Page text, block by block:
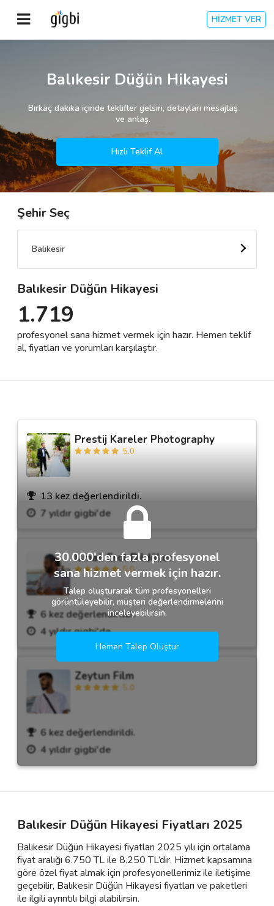
HİZMET VER
Kayıt Ol
Kategoriler
🎈 Biz Kimiz?
🌟 Müşteri Değerlendirmeleri
Destek
İletişim
Balıkesir Düğün Hikayesi
Birkaç dakika içinde teklifler gelsin, detayları mesajlaş
ve anlaş.
Hızlı Teklif Al
Şehir Seç
Balıkesir
Balıkesir Düğün Hikayesi
1.719
profesyonel sana hizmet vermek için hazır. Hemen teklif
al, fiyatları ve yorumları karşılaştır.
Prestij Kareler Photography
5.0
13 kez değerlendirildi.
7 yıldır gigbi'de
İsmail Erol Dildöken
5.0
6 kez değerlendirildi.
4 yıldır gigbi'de
Zeytun Film
5.0
6 kez değerlendirildi.
4 yıldır gigbi'de
30.000'den fazla profesyonel
sana hizmet vermek için hazır.
Talep oluşturarak tüm profesyonelleri
görüntüleyebilir, müşteri değerlendirmelerini
inceleyebilirsin.
Hemen Talep Oluştur
Balıkesir Düğün Hikayesi Fiyatları 2025
Balıkesir Düğün Hikayesi fiyatları 2025 yılı için ortalama
fiyat aralığı 6.750 TL ile 8.250 TL’dir. Hizmet kapsamına
göre özel fiyat almak için profesyonellerimiz ile iletişime
geçebilir, Balıkesir Düğün Hikayesi fiyatları ve paketleri
ile ilgili ayrıntılı bilgi alabilirsin.